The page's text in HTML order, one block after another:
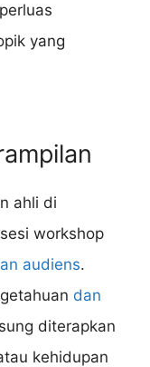
yang
ahli di
workshop
audiens.
dan
diterapkan
kehidupan